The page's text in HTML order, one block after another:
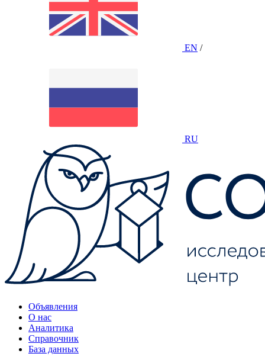
EN /
RU
Объявления
О нас
Аналитика
Справочник
База данных